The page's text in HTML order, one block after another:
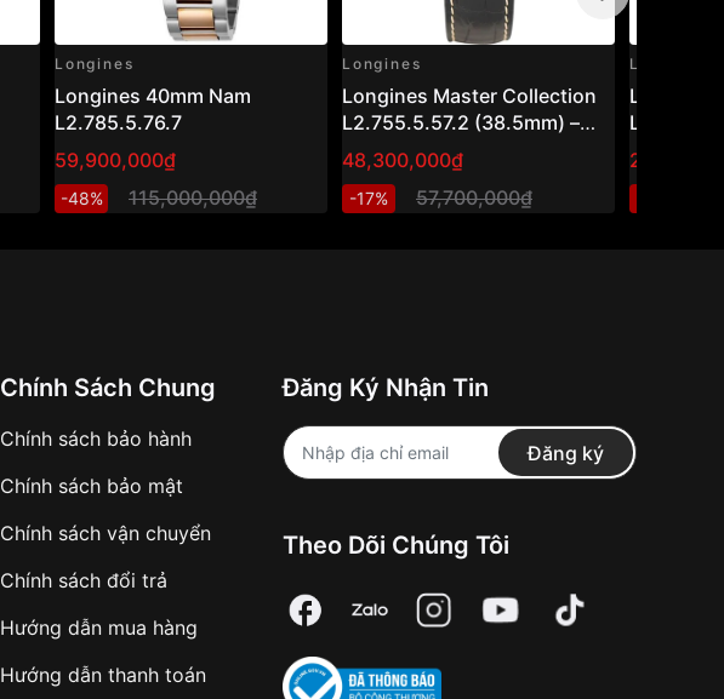
Longines
Longines 40mm Nam
L2.785.5.76.7
59,900,000₫
-48% 115,000,000₫
Longines
Longines Master Collection
L2.755.5.57.2 (38.5mm) –
Đồng hồ nam vàng 18K đính
kim cương, phong cách
Dress Watch Thụy Sỹ
48,300,000₫
-17% 57,700,000₫
Longines
Longines
Chính Sách Chung
Chính sách bảo hành
Chính sách bảo mật
Chính sách vận chuyển
Chính sách đổi trả
Hướng dẫn mua hàng
Hướng dẫn thanh toán
Đăng Ký Nhận Tin
Đăng ký
Theo Dõi Chúng Tôi